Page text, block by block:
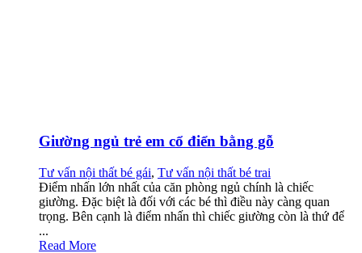
Giường ngủ trẻ em cổ điển bằng gỗ
Tư vấn nội thất bé gái, Tư vấn nội thất bé trai
Điểm nhấn lớn nhất của căn phòng ngủ chính là chiếc
giường. Đặc biệt là đối với các bé thì điều này càng quan
trọng. Bên cạnh là điểm nhấn thì chiếc giường còn là thứ để
...
Read More